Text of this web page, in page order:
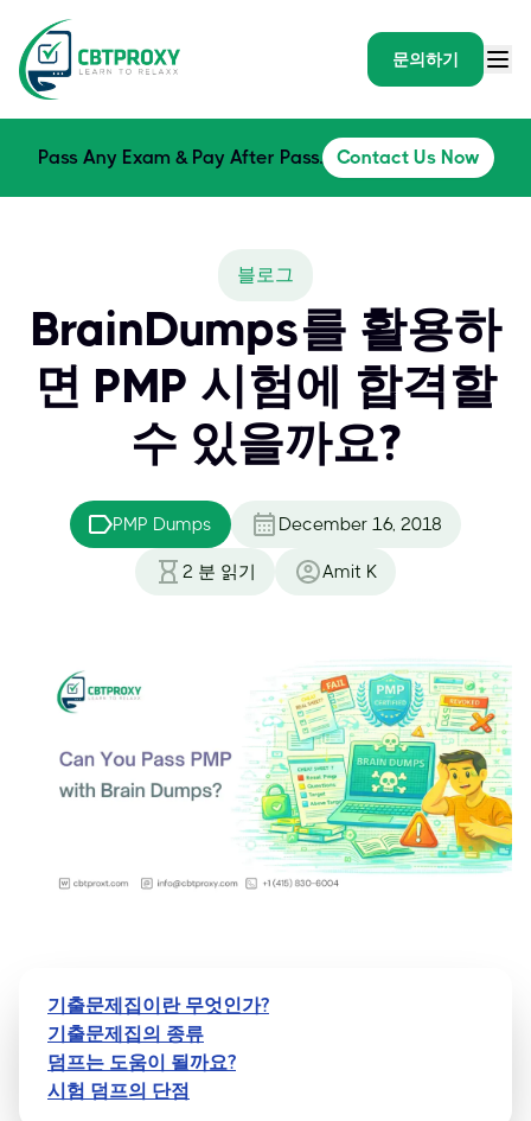
문의하기
Pass Any Exam & Pay After Pass. Contact Us Now
블로그
BrainDumps를 활용하
면 PMP 시험에 합격할
수 있을까요?
PMP Dumps December 16, 2018
2 분 읽기 Amit K
기출문제집이란 무엇인가?
기출문제집의 종류
덤프는 도움이 될까요?
시험 덤프의 단점